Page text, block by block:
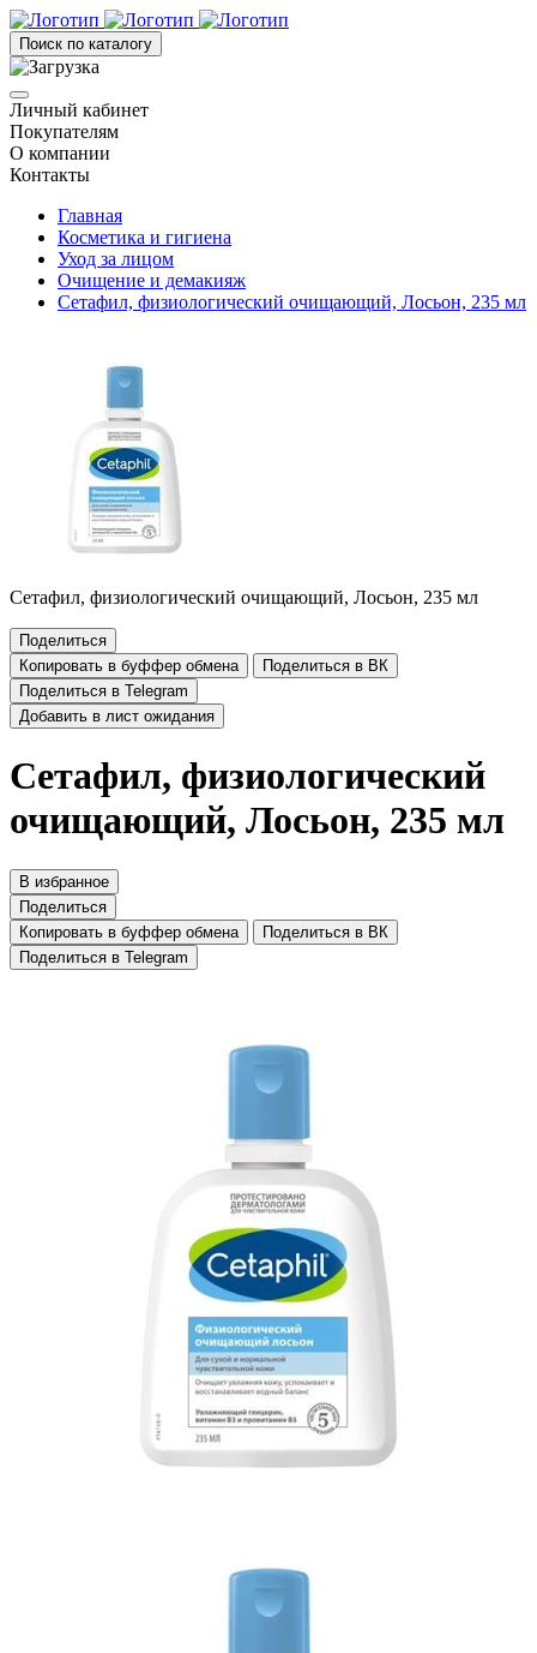
Поиск по каталогу
Личный кабинет
Покупателям
О компании
Контакты
Главная
Косметика и гигиена
Уход за лицом
Очищение и демакияж
Сетафил, физиологический очищающий, Лосьон, 235 мл
Сетафил, физиологический очищающий, Лосьон, 235 мл
Поделиться
Копировать в буффер обмена
Поделиться в ВК
Поделиться в Telegram
Добавить в лист ожидания
Сетафил, физиологический
очищающий, Лосьон, 235 мл
В избранное
Поделиться
Копировать в буффер обмена
Поделиться в ВК
Поделиться в Telegram